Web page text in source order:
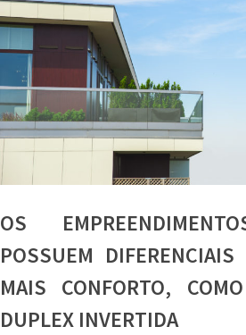
OS
POSSUEM DIFERENCIAIS
MAIS CONFORTO,
DUPLEX INVERTIDA